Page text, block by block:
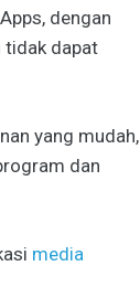
dengan
tidak dapat
yang mudah,
dan
media